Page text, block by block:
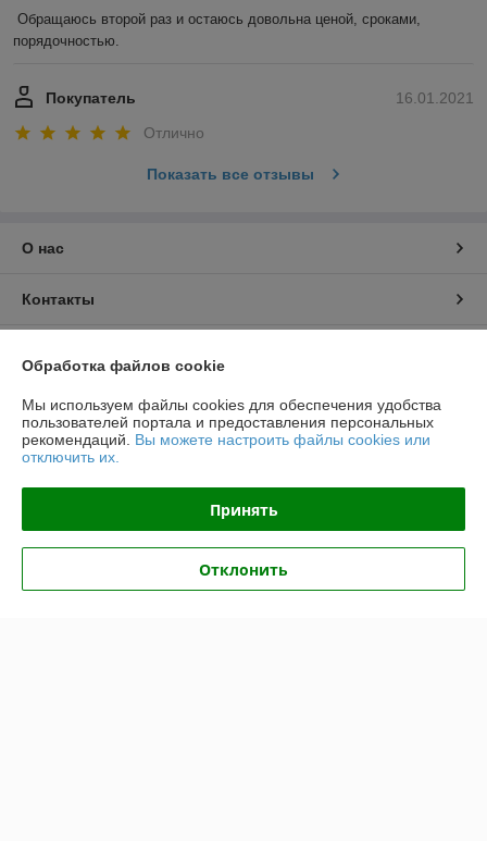
Обращаюсь второй раз и остаюсь довольна ценой, сроками,
порядочностью.
16.01.2021
Покупатель
Отлично
Показать все отзывы
О нас
Контакты
График работы
Полная версия сайта
Политика обработки cookies
Сайт создан на платформе Deal.by
Обработка файлов cookie
Мы используем файлы cookies для обеспечения удобства
пользователей портала и предоставления персональных
рекомендаций. Вы можете настроить файлы cookies или
отключить их.
Принять
Отклонить